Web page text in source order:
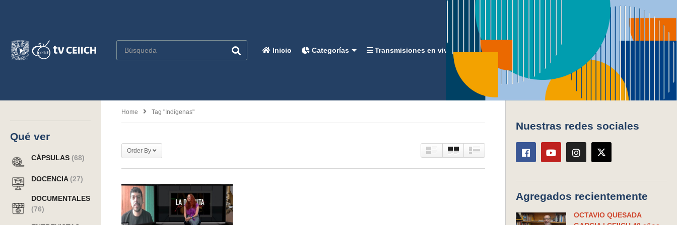
Inicio Categorías Transmisiones en vivo Series
Qué ver
CÁPSULAS (68)
DOCENCIA(27)
DOCUMENTALES
(76)
Home Tag "indígenas"
Order By
Nuestras redes sociales
Agregados recientemente
OCTAVIO QUESADA